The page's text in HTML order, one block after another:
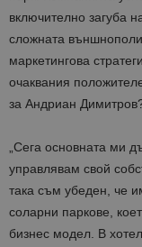
включително загуба
сложната
маркетингова
очаквания
за Андриан
„Сега основната ми
управлявам свой
така съм убеден, че
соларни паркове,
бизнес модел. В